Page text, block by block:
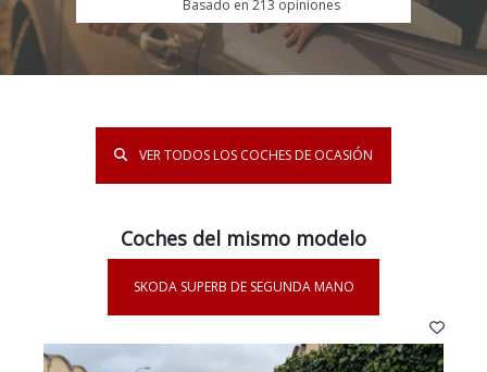
Basado en 213 opiniones
VER TODOS LOS COCHES DE OCASIÓN
Coches del mismo modelo
SKODA SUPERB DE SEGUNDA MANO